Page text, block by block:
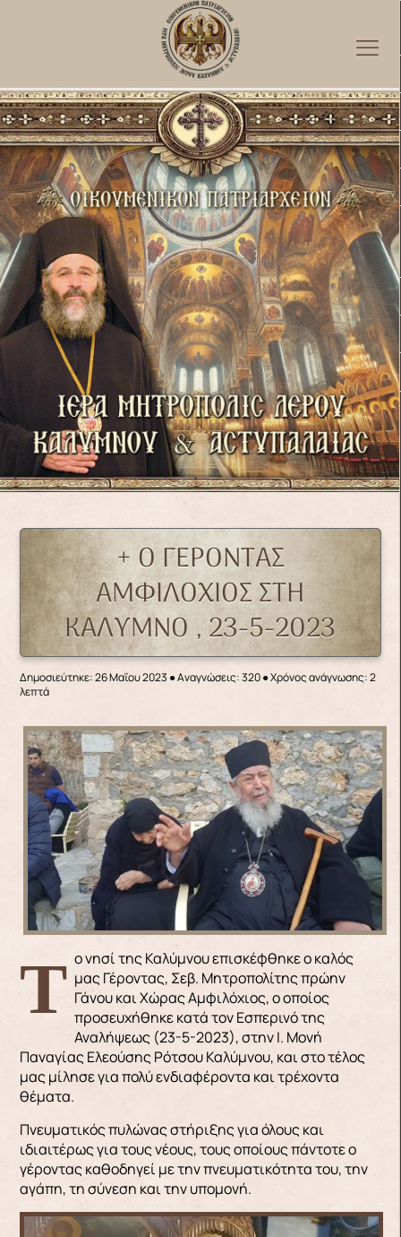
+ Ο ΓΕΡΟΝΤΑΣ
ΑΜΦΙΛΟΧΙΟΣ ΣΤΗ
ΚΑΛΥΜΝΟ , 23-5-2023
Δημοσιεύτηκε: 26 Μαΐου 2023 ●Αναγνώσεις: 320● Χρόνος ανάγνωσης: 2
λεπτά
Το νησί της Καλύμνου επισκέφθηκε ο καλός μας Γέροντας, Σεβ. Μητροπολίτης πρώην
Γάνου και Χώρας Αμφιλόχιος, ο οποίος
προσευχήθηκε κατά τον Εσπερινό της
Αναλήψεως (23-5-2023), στην Ι. Μονή
Παναγίας Ελεούσης Ρότσου Καλύμνου, και στο τέλος
μας μίλησε για πολύ ενδιαφέροντα και τρέχοντα
θέματα.
Πνευματικός πυλώνας στήριξης για όλους και
ιδιαιτέρως για τους νέους, τους οποίους πάντοτε ο
γέροντας καθοδηγεί με την πνευματικότητα του, την
αγάπη, τη σύνεση και την υπομονή.